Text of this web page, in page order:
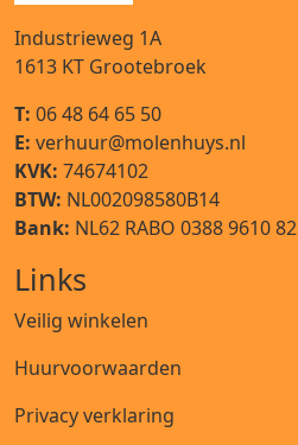
Industrieweg 1A
1613 KT Grootebroek
T: 06 48 64 65 50
E: verhuur@molenhuys.nl
KVK: 74674102
BTW: NL002098580B14
Bank: NL62 RABO 0388 9610 82
Links
Veilig winkelen
Huurvoorwaarden
Privacy verklaring